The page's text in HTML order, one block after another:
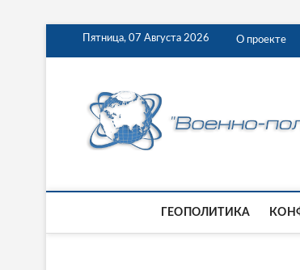
Пятница, 07 Августа 2026 О проекте
ГЕОПОЛИТИКА